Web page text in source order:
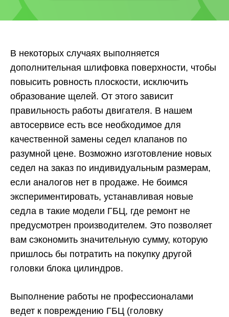
В некоторых случаях выполняется
дополнительная шлифовка поверхности, чтобы
повысить ровность плоскости, исключить
образование щелей. От этого зависит
правильность работы двигателя. В нашем
автосервисе есть все необходимое для
качественной замены седел клапанов по
разумной цене. Возможно изготовление новых
седел на заказ по индивидуальным размерам,
если аналогов нет в продаже. Не боимся
экспериментировать, устанавливая новые
седла в такие модели ГБЦ, где ремонт не
предусмотрен производителем. Это позволяет
вам сэкономить значительную сумму, которую
пришлось бы потратить на покупку другой
головки блока цилиндров.
Выполнение работы не профессионалами
ведет к повреждению ГБЦ (головку